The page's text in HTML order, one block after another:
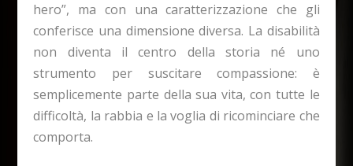
hero”, ma con una caratterizzazione che gli
conferisce una dimensione diversa. La disabilità
non diventa il centro della storia né uno
strumento per suscitare compassione: è
semplicemente parte della sua vita, con tutte le
difficoltà, la rabbia e la voglia di ricominciare che
comporta.